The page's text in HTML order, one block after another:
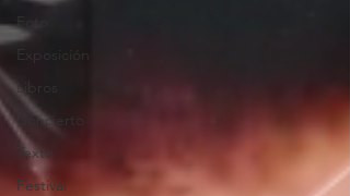
Foto
Libros
Concierto
Texto
Festival